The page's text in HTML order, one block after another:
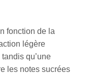
fonction de la
légère
qu’une
les notes sucrées